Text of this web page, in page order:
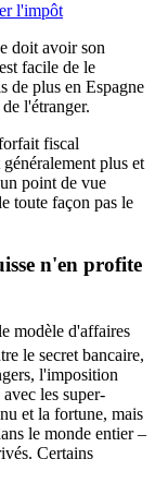
l'impôt
doit avoir son
facile de le
de plus en Espagne
l'étranger.
fiscal
plus et
point de vue
toute façon pas le
n'en profite
modèle d'affaires
le secret bancaire,
l'imposition
les super-
et la fortune, mais
le monde entier –
Certains